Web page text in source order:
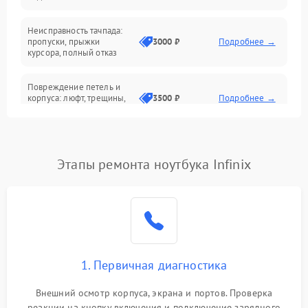
Сеть и интернет
Неисправность тачпада:
пропуски, прыжки
курсора, полный отказ
3000 ₽ Подробнее →
Повреждение петель и
корпуса: люфт, трещины,
3500 ₽ Подробнее →
невозможность зарядки,
2500 ₽ Подробнее →
2000 ₽
Перегрев из‑за пыли,
неисправности кулера
Этапы ремонта ноутбука Infinix
1. Первичная диагностика
Внешний осмотр корпуса, экрана и портов. Проверка